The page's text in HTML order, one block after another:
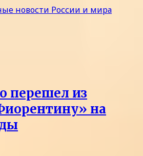
перешел из
на